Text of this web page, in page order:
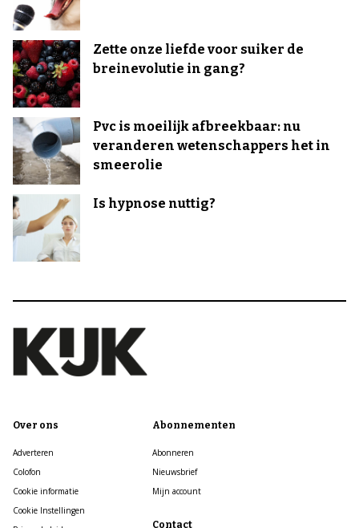
Zette onze liefde voor suiker de
breinevolutie in gang?
Pvc is moeilijk afbreekbaar: nu
veranderen wetenschappers het in
smeerolie
Is hypnose nuttig?
Over ons
Adverteren
Colofon
Cookie informatie
Cookie Instellingen
Abonnementen
Abonneren
Nieuwsbrief
Mijn account
Contact